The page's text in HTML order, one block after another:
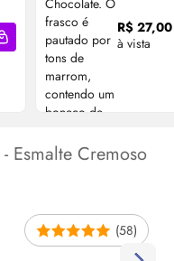
Adicionar à sacola
R$ 27,00
à vista
- Esmalte Cremoso
(58)